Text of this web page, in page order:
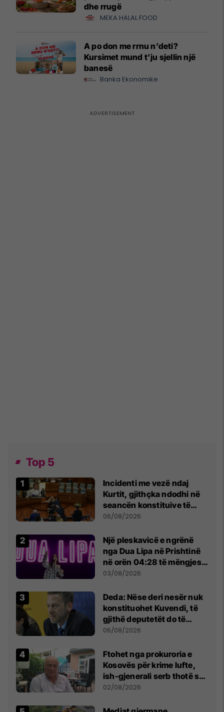
dhe rrugë
MEKA HALAL FOOD
A po don me rrnu n’deti?
Kursimet mund t’ju sjellin një
banesë
Banka Ekonomike
Top 5
Incidenti me vezë ndaj
Kurtit, gjithçka ndodhi në
seancën konstituive të
Kuvendit
06/08/2026
Një pleskavicë e ngrënë
nga Dua Lipa në Prishtinë
në orën 04:28 të mëngjesit
- dhe bota digjitale serbe
03/08/2026
Deda: Nëse deri nesër nuk
konstituohet Kuvendi, të
gjithë deputetët do të
bëjnë shkelje të rëndë
06/08/2026
Ftohet nga prokuroria e
Kosovës për krime lufte,
ish-gjenerali serb thotë se
dikush e tradhtoi në
02/08/2026